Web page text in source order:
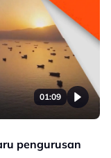
01:09
pengurusan